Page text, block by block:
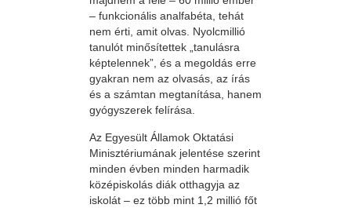
– funkcionális analfabéta, tehát
nem érti, amit olvas. Nyolcmillió
tanulót minősítettek „tanulásra
képtelennek”, és a megoldás erre
gyakran nem az olvasás, az írás
és a számtan megtanítása, hanem
gyógyszerek felírása.
Az Egyesült Államok Oktatási
Minisztériumának jelentése szerint
minden évben minden harmadik
középiskolás diák otthagyja az
iskolát – ez több mint 1,2 millió főt